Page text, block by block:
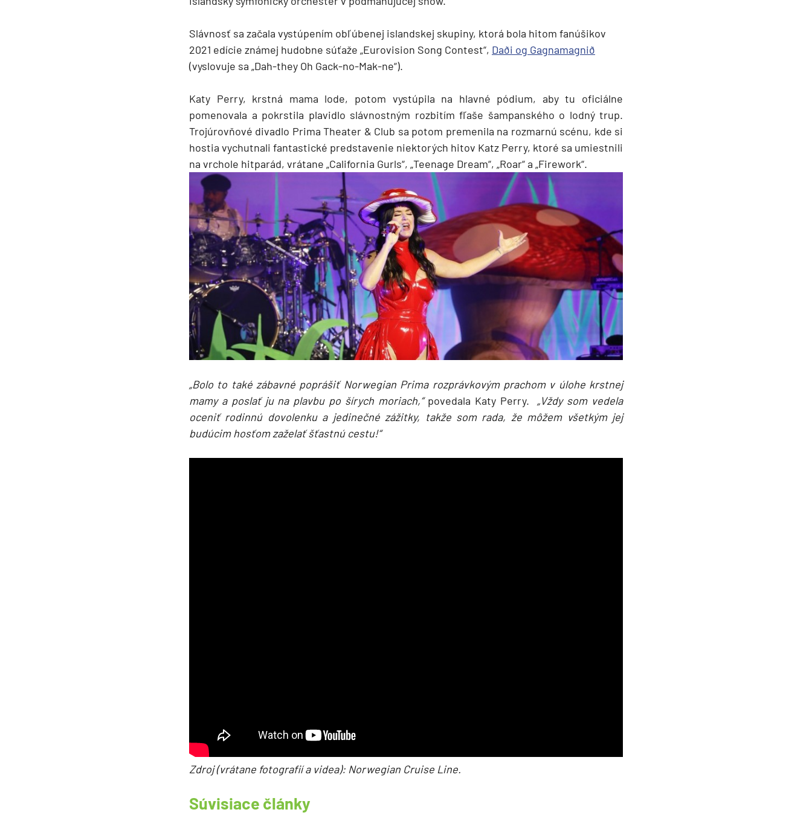
Indický oceán
Seychely a Maurícius
Havaj a Južný Pacifik
Havajské ostrovy
Tahiti a Južný Pacifik
Repozičné plavby
Repozičné plavby
Transatlantické plavby
⇆ Panamský kanál
⇆ Pobrežie Európy
⇆ Suezský prieplav
Plavby okolo sveta
Plavba okolo sveta - segment
Plavby okolo sveta
Expedičné plavby
Antarktída
Arktída
Expedičné plavby
Galapágy
Slávnosť sa začala vystúpením obľúbenej islandskej skupiny, ktorá bola hitom fanúšikov
2021 edície známej hudobne súťaže „Eurovision Song Contest“, Daði og Gagnamagnið
(vyslovuje sa „Dah-they Oh Gack-no-Mak-ne“).
Katy Perry, krstná mama lode, potom vystúpila na hlavné pódium, aby tu oficiálne
pomenovala a pokrstila plavidlo slávnostným rozbitím fľaše šampanského o lodný trup.
Trojúrovňové divadlo Prima Theater & Club sa potom premenila na rozmarnú scénu, kde si
hostia vychutnali fantastické predstavenie niektorých hitov Katz Perry, ktoré sa umiestnili
na vrchole hitparád, vrátane „California Gurls“, „Teenage Dream“, „Roar“ a „Firework“.
„Bolo to také zábavné poprášiť Norwegian Prima rozprávkovým prachom v úlohe krstnej
mamy a poslať ju na plavbu po šírych moriach,“povedala Katy Perry.
„Vždy som vedela
oceniť rodinnú dovolenku a jedinečné zážitky, takže som rada, že môžem všetkým jej
budúcim hosťom zaželať šťastnú cestu!“
Zdroj (vrátane fotografií a videa): Norwegian Cruise Line.
Súvisiace články